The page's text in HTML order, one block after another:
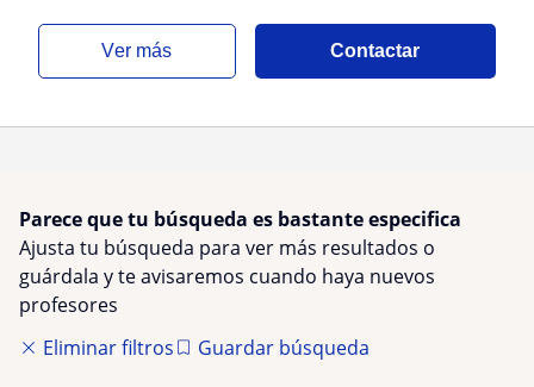
ver más Contactar
Parece que tu búsqueda es bastante especifica
Ajusta tu búsqueda para ver más resultados o
guárdala y te avisaremos cuando haya nuevos
profesores
Eliminar filtros
Guardar búsqueda